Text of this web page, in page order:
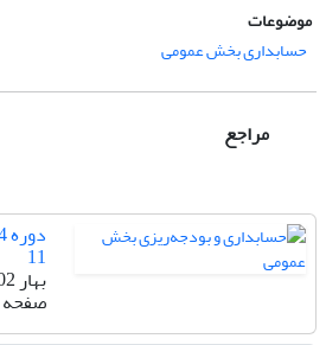
موضوعات
حسابداری بخش عمومی
مراجع
11
بهار 1402
صفحه